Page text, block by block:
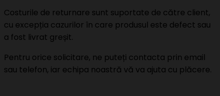
Costurile de returnare sunt suportate de către client,
cu excepția cazurilor în care produsul este defect sau
a fost livrat greșit.
Pentru orice solicitare, ne puteți contacta prin email
sau telefon, iar echipa noastră vă va ajuta cu plăcere.